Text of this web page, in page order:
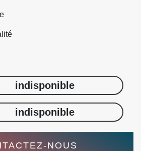
indisponible
indisponible
NOUS